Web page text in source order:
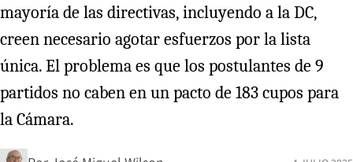
mayoría de las directivas, incluyendo a la DC,
creen necesario agotar esfuerzos por la lista
única. El problema es que los postulantes de 9
partidos no caben en un pacto de 183 cupos para
la Cámara.